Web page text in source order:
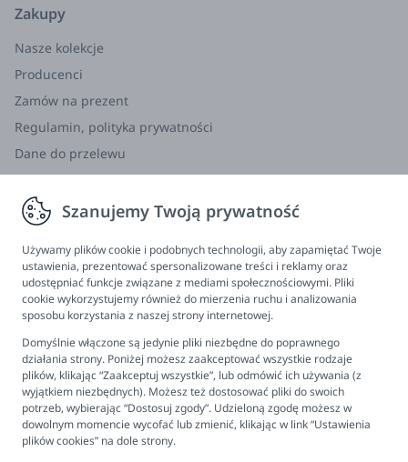
Zakupy
Nasze kolekcje
Producenci
Zamów na prezent
Regulamin, polityka prywatności
Dane do przelewu
Zwroty, wymiana, reklamacja
Informacje
Program lojalnościowy
FAQ - najczęściej zadawane pytania
Newsletter
Ustawienia plików cookies
Biuro obsługi klienta
Pon. - Pt. 9:00 - 16:00
Szanujemy Twoją prywatność
Używamy plików cookie i podobnych technologii, aby zapamiętać Twoje
ustawienia, prezentować spersonalizowane treści i reklamy oraz
udostępniać funkcje związane z mediami społecznościowymi. Pliki
cookie wykorzystujemy również do mierzenia ruchu i analizowania
sposobu korzystania z naszej strony internetowej.
Domyślnie włączone są jedynie pliki niezbędne do poprawnego
działania strony. Poniżej możesz zaakceptować wszystkie rodzaje
plików, klikając “Zaakceptuj wszystkie”, lub odmówić ich używania (z
wyjątkiem niezbędnych). Możesz też dostosować pliki do swoich
potrzeb, wybierając “Dostosuj zgody”. Udzieloną zgodę możesz w
dowolnym momencie wycofać lub zmienić, klikając w link “Ustawienia
plików cookies” na dole strony.